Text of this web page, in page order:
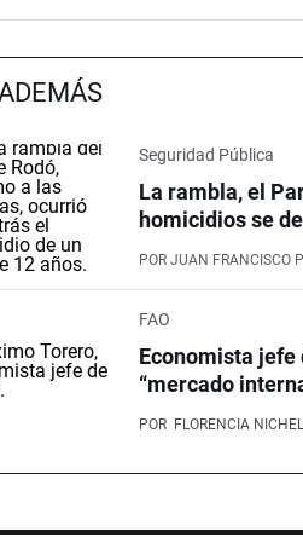
Seguridad Pública
La rambla, el
homicidios se
POR JUAN FRANCISCO
FAO
Economista jefe
“mercado
POR FLORENCIA